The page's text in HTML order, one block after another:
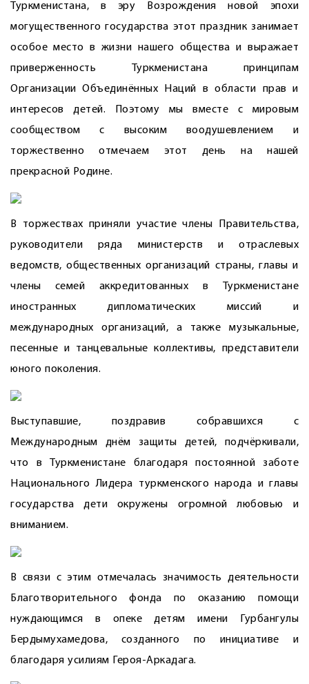
Туркменистана, в эру Возрождения новой эпохи
могущественного государства этот праздник занимает
особое место в жизни нашего общества и выражает
приверженность Туркменистана принципам
Организации Объединённых Наций в области прав и
интересов детей. Поэтому мы вместе с мировым
сообществом с высоким воодушевлением и
торжественно отмечаем этот день на нашей
прекрасной Родине.
В торжествах приняли участие члены Правительства,
руководители ряда министерств и отраслевых
ведомств, общественных организаций страны, главы и
члены семей аккредитованных в Туркменистане
иностранных дипломатических миссий и
международных организаций, а также музыкальные,
песенные и танцевальные коллективы, представители
юного поколения.
Выступавшие, поздравив собравшихся с
Международным днём защиты детей, подчёркивали,
что в Туркменистане благодаря постоянной заботе
Нацио­нального Лидера туркменского народа и главы
государства дети окружены огромной любовью и
вниманием.
В связи с этим отмечалась значимость деятельности
Благотворительного фонда по оказанию помощи
нуждающимся в опеке детям имени Гурбангулы
Бердымухамедова, созданного по инициативе и
благодаря усилиям Героя-Аркадага.